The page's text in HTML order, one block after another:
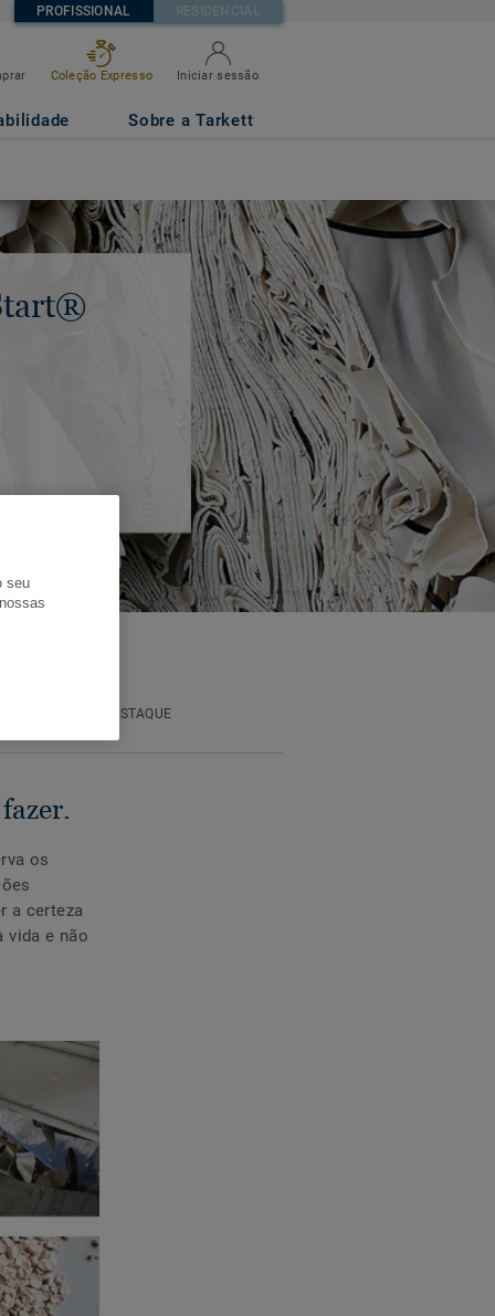
PROFISSIONAL RESIDENCIAL
Coleção Expresso Iniciar sessão
Sobre a Tarkett
ARTIGOS EM DESTAQUE
os
a certeza
vida e não
seu